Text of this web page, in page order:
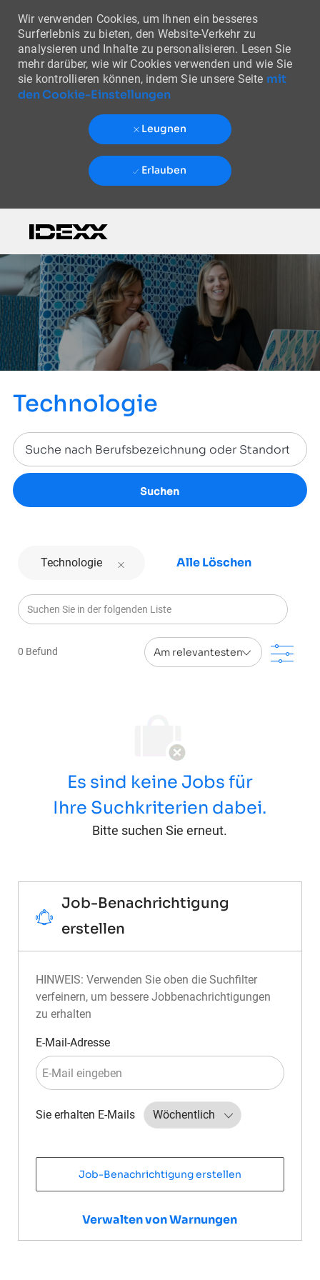
-
Wir verwenden Cookies, um Ihnen ein besseres
Surferlebnis zu bieten, den Website-Verkehr zu
analysieren und Inhalte zu personalisieren. Lesen Sie
mehr darüber, wie wir Cookies verwenden und wie Sie
sie kontrollieren können, indem Sie unsere Seite mit
den Cookie-Einstellungen
Leugnen
Erlauben
Technologie
Suchen
Technologie Alle Löschen
Suchen Sie in der folgenden Liste
0 Befund
Es sind keine Jobs für
Ihre Suchkriterien dabei.
Bitte suchen Sie erneut.
Job-Benachrichtigung
erstellen
HINWEIS: Verwenden Sie oben die Suchfilter
verfeinern, um bessere Jobbenachrichtigungen
zu erhalten
E-Mail-AdresseRequired
Sie erhalten E-MailsRequired
Job-Benachrichtigung erstellen
Verwalten von Warnungen